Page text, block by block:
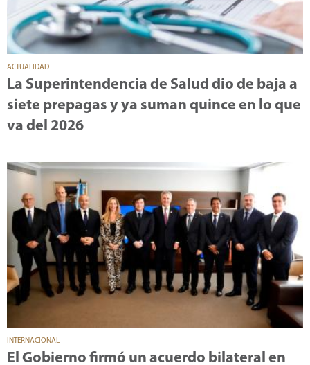
ACTUALIDAD
La Superintendencia de Salud dio de baja a
siete prepagas y ya suman quince en lo que
va del 2026
INTERNACIONAL
El Gobierno firmó un acuerdo bilateral en